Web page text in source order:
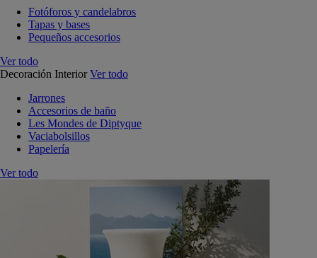
Fotóforos y candelabros
Tapas y bases
Pequeños accesorios
Ver todo
Decoración Interior Ver todo
Jarrones
Accesorios de baño
Les Mondes de Diptyque
Vaciabolsillos
Papelería
Ver todo